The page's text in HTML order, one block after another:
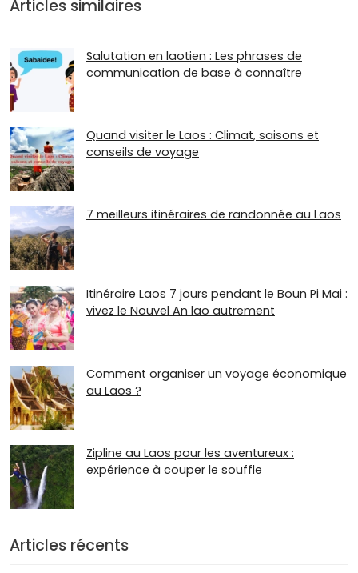
Articles similaires
Salutation en laotien : Les phrases de
communication de base à connaître
Quand visiter le Laos : Climat, saisons et
conseils de voyage
7 meilleurs itinéraires de randonnée au Laos
Itinéraire Laos 7 jours pendant le Boun Pi Mai :
vivez le Nouvel An lao autrement
Comment organiser un voyage économique
au Laos ?
Zipline au Laos pour les aventureux :
expérience à couper le souffle
Articles récents